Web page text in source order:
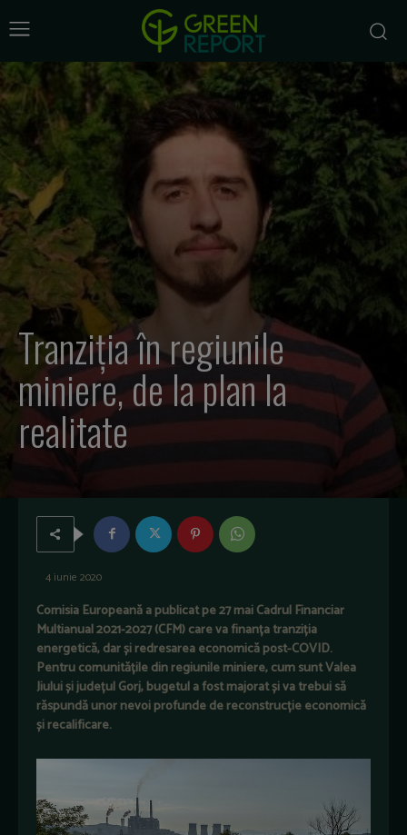
Tranziția în regiunile
miniere, de la plan la
realitate
4 iunie 2020
Comisia Europeană a publicat pe 27 mai Cadrul Financiar
Multianual 2021-2027 (CFM) care va finanța tranziția
energetică, dar și redresarea economică post-COVID.
Pentru comunitățile din regiunile miniere, cum sunt Valea
Jiului și județul Gorj, bugetul a fost majorat și va trebui să
răspundă unor nevoi profunde de reconstrucție economică
și recalificare.